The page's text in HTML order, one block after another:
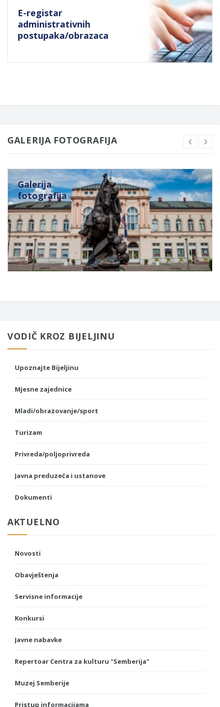
E-registar
administrativnih
postupaka/obrazaca
GALERIJA FOTOGRAFIJA
Galerija
fotografija
VODIČ KROZ BIJELJINU
Upoznajte Bijeljinu
Mjesne zajednice
Mladi/obrazovanje/sport
Turizam
Privreda/poljoprivreda
Javna preduzeća i ustanove
Dokumenti
AKTUELNO
Novosti
Obavještenja
Servisne informacije
Konkursi
Javne nabavke
Repertoar Centra za kulturu "Semberija"
Muzej Semberije
Pristup informacijama